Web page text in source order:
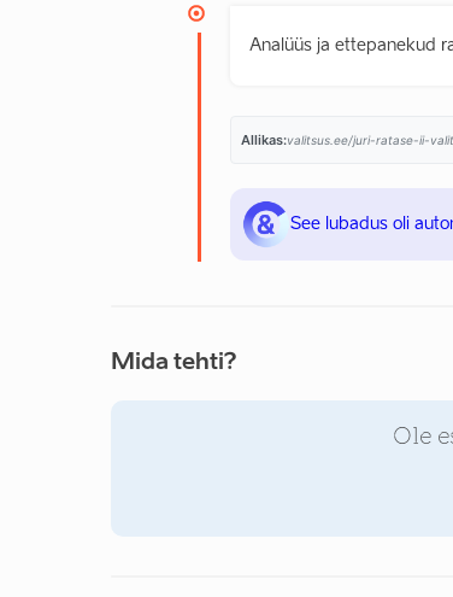
Analüüs ja ettepanekud
Allikas:valitsus.ee/juri-ratase-ii-
See lubadus oli
Mida tehti?
Ole